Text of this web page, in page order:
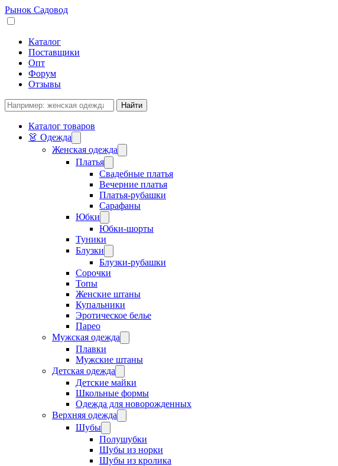
Рынок Садовод
Каталог
Поставщики
Опт
Форум
Отзывы
Каталог товаров
👗 Одежда
Женская одежда
Платья
Свадебные платья
Вечерние платья
Платья-рубашки
Сарафаны
Юбки
Юбки-шорты
Туники
Блузки
Блузки-рубашки
Сорочки
Топы
Женские штаны
Купальники
Эротическое белье
Парео
Мужская одежда
Плавки
Мужские штаны
Детская одежда
Детские майки
Школьные формы
Одежда для новорожденных
Верхняя одежда
Шубы
Полушубки
Шубы из норки
Шубы из кролика